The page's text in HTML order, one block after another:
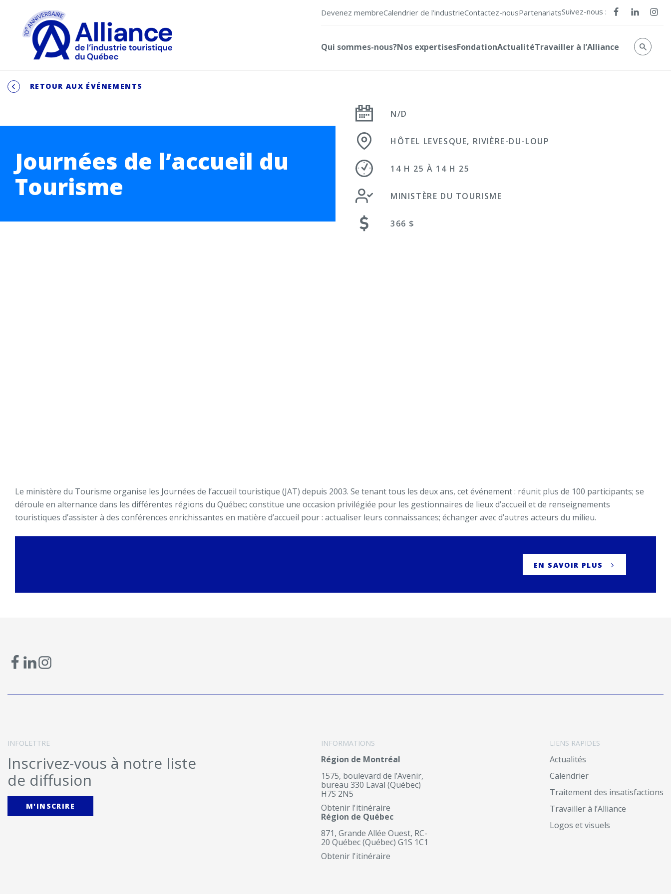
Devenez membreCalendrier de l’industrieContactez-nousPartenariatsSuivez-nous :
Qui sommes-nous?Nos expertisesFondationActualitéTravailler à l’Alliance
RETOUR AUX ÉVÉNEMENTS
Journées de l’accueil du
Tourisme
N/D
HÔTEL LEVESQUE, RIVIÈRE-DU-LOUP
14 H 25 À 14 H 25
MINISTÈRE DU TOURISME
366 $
Le ministère du Tourisme organise les Journées de l’accueil touristique (JAT) depuis 2003. Se tenant tous les deux ans, cet événement : réunit plus de 100 participants; se
déroule en alternance dans les différentes régions du Québec; constitue une occasion privilégiée pour les gestionnaires de lieux d’accueil et de renseignements
touristiques d’assister à des conférences enrichissantes en matière d’accueil pour : actualiser leurs connaissances; échanger avec d’autres acteurs du milieu.
EN SAVOIR PLUS
INFOLETTRE
Inscrivez-vous à notre liste
de diffusion
M'INSCRIRE
INFORMATIONS
Région de Montréal
1575, boulevard de l’Avenir,
bureau 330 Laval (Québec)
H7S 2N5
Obtenir l'itinéraire
Région de Québec
871, Grande Allée Ouest, RC-
20 Québec (Québec) G1S 1C1
Obtenir l'itinéraire
LIENS RAPIDES
Actualités
Calendrier
Traitement des insatisfactions
Travailler à l’Alliance
Logos et visuels